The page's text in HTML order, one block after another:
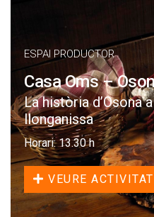
ESPAI PRODUCTOR
Casa Oms –
La història d’Osona
llonganissa
Horari: 13.30 h
VEURE ACTIVITAT